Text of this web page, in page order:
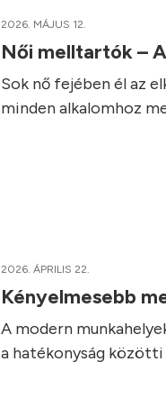
2026. MÁJUS 12.
Női melltartók –
Sok nő fejében él az
minden alkalomhoz
2026. ÁPRILIS 22.
Kényelmesebb
A modern
a hatékonyság